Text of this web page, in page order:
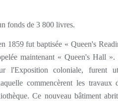
fonds de 3 800 livres.
1859 fut baptisée « Queen's
maintenant « Queen's Hall ».
l'Exposition coloniale, furent
commencèrent les travaux
Ce nouveau bâtiment